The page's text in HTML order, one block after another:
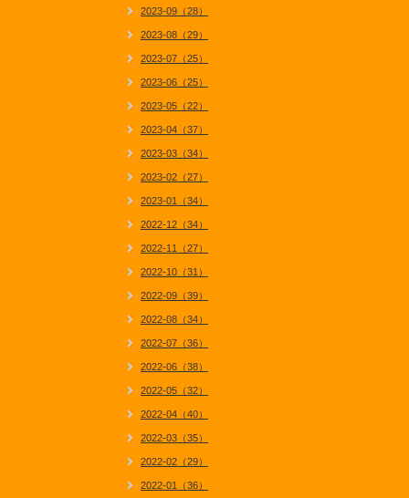
2023-09（28）
2023-08（29）
2023-07（25）
2023-06（25）
2023-05（22）
2023-04（37）
2023-03（34）
2023-02（27）
2023-01（34）
2022-12（34）
2022-11（27）
2022-10（31）
2022-09（39）
2022-08（34）
2022-07（36）
2022-06（38）
2022-05（32）
2022-04（40）
2022-03（35）
2022-02（29）
2022-01（36）